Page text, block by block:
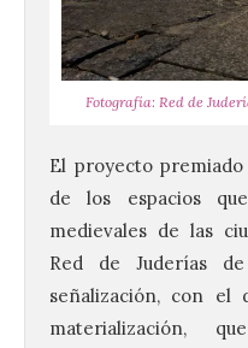
Fotografía: Red de
El proyecto
de los espacios
medievales de las
Red de Juderías
señalización, con el
materialización,